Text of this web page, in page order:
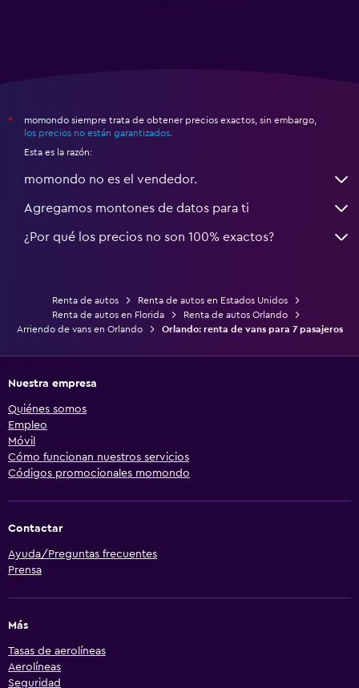
*
momondo siempre trata de obtener precios exactos, sin embargo,
los precios no están garantizados
Esta es la razón:
momondo no es el vendedor.
Agregamos montones de datos para ti
¿Por qué los precios no son 100% exactos?
Renta de autos
Renta de autos en Estados Unidos
Renta de autos en Florida
Renta de autos Orlando
Arriendo de vans en Orlando
Orlando: renta de vans para 7 pasajeros
Nuestra empresa
Quiénes somos
Empleo
Móvil
Cómo funcionan nuestros servicios
Códigos promocionales momondo
Contactar
Ayuda/Preguntas frecuentes
Prensa
Más
Tasas de aerolíneas
Aerolíneas
Seguridad